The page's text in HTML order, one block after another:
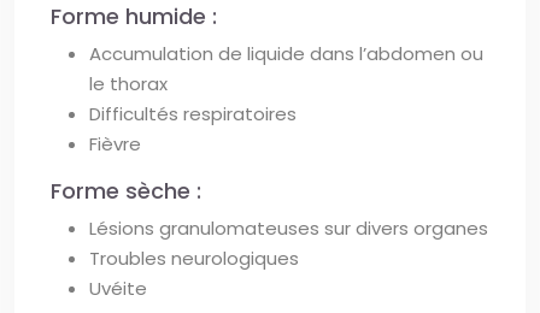
Forme humide :
Accumulation de liquide dans l’abdomen ou
le thorax
Difficultés respiratoires
Fièvre
Forme sèche :
Lésions granulomateuses sur divers organes
Troubles neurologiques
Uvéite